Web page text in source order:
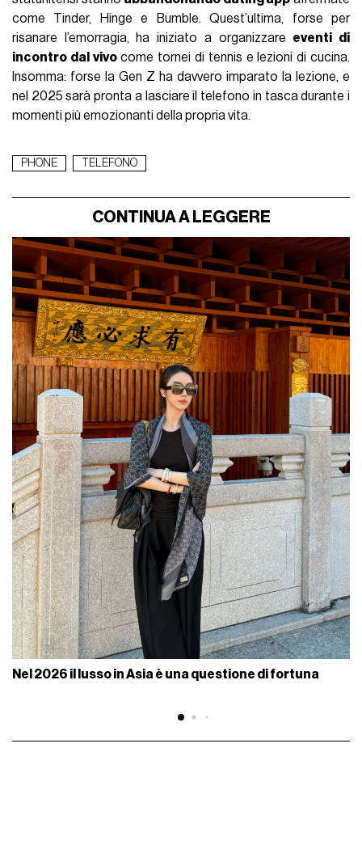
come Tinder, Hinge e Bumble. Quest’ultima, forse per
risanare l’emorragia, ha iniziato a organizzare eventi di
incontro dal vivocome tornei di tennis e lezioni di cucina.
Insomma: forse la Gen Z ha davvero imparato la lezione, e
nel 2025 sarà pronta a lasciare il telefono in tasca durante i
momenti più emozionanti della propria vita.
PHONE TELEFONO
CONTINUA A LEGGERE
Nel 2026 il lusso in Asia è una questione di fortuna